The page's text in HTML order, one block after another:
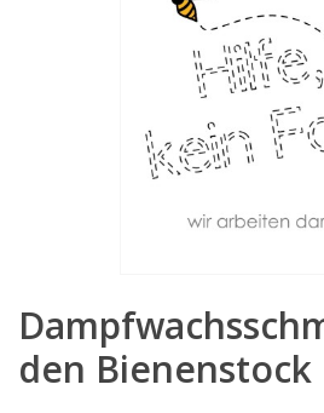
den Bienenstock